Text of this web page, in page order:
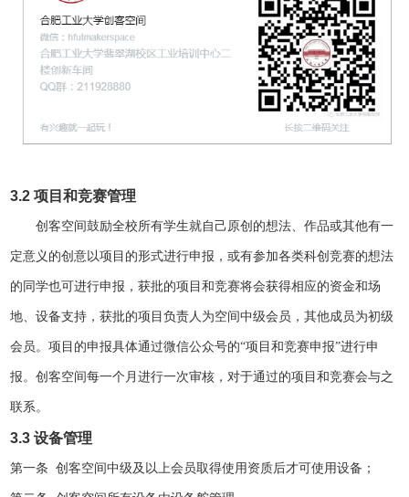
3.2项目和竞赛管理
创客空间鼓励全校所有学生就自己原创的想法、作品或其他有一
定意义的创意以项目的形式进行申报，或有参加各类科创竞赛的想法
的同学也可进行申报，获批的项目和竞赛将会获得相应的资金和场
地、设备支持，获批的项目负责人为空间中级会员，其他成员为初级
会员。项目的申报具体通过微信公众号的“项目和竞赛申报”进行申
报。创客空间每一个月进行一次审核，对于通过的项目和竞赛会与之
联系。
3.3设备管理
第一条 创客空间中级及以上会员取得使用资质后才可使用设备；